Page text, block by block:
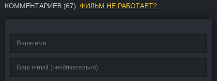
КОММЕНТАРИЕВ (67) ФИЛЬМ НЕ РАБОТАЕТ?